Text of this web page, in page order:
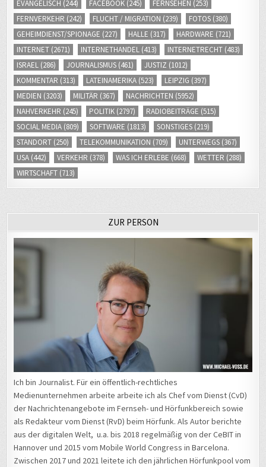
EVANGELISCH (244) FACEBOOK (245) FERNSEHEN (253)
FERNVERKEHR (242) FLUCHT / MIGRATION (239) FOTOS (380)
GEHEIMDIENST/SPIONAGE (227) HALLE (317) HARDWARE (721)
INTERNET (2671) INTERNETHANDEL (413) INTERNETRECHT (483)
ISRAEL (286) JOURNALISMUS (461) JUSTIZ (1012)
KOMMENTAR (313) LATEINAMERIKA (523) LEIPZIG (397)
MEDIEN (3203) MILITÄR (367) NACHRICHTEN (5952)
NAHVERKEHR (245) POLITIK (2797) RADIOBEITRÄGE (515)
SOCIAL MEDIA (809) SOFTWARE (1813) SONSTIGES (219)
STANDORT (250) TELEKOMMUNIKATION (709) UNTERWEGS (367)
USA (442) VERKEHR (378) WAS ICH ERLEBE (668) WETTER (288)
WIRTSCHAFT (713)
ZUR PERSON
Ich bin Journalist. Für ein öffentlich-rechtliches
Medienunternehmen arbeite arbeite ich als Chef vom Dienst (CvD)
der Nachrichtenangebote im Fernseh- und Hörfunkbereich sowie
als Redakteur vom Dienst (RvD) beim Hörfunk. Als Autor berichte
aus der digitalen Welt, u.a. bis 2018 regelmäßig von der CeBIT in
Hannover und 2015 vom Mobile World Congress in Barcelona.
Zwischen 2017 und 2021 leitete ich den jährlichen Hörfunkpool vom